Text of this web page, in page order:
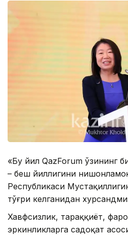
«Бу йил QazForum ўзининг
– беш йиллигини
Республикаси
тўғри келганидан
Хавфсизлик, тараққиёт,
эркинликларга садоқат